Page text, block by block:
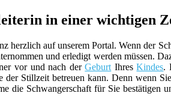
in einer wichtigen
herzlich auf unserem Portal. Wenn der
und erledigt werden müssen.
vor und nach derGeburt IhresKindes.
Stillzeit betreuen kann. Denn wenn
die Schwangerschaft für Sie bestätigen